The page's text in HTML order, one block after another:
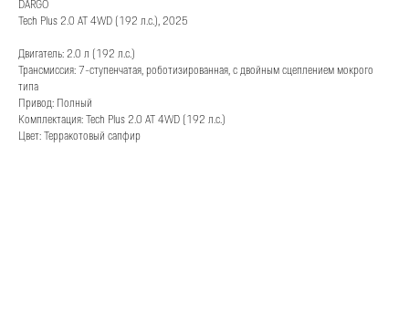
DARGO
Tech Plus 2.0 АТ 4WD (192 л.с.), 2025
Двигатель: 2.0 л (192 л.с.)
Трансмиссия: 7-ступенчатая, роботизированная, с двойным сцеплением мокрого
типа
Привод: Полный
Комплектация: Tech Plus 2.0 АТ 4WD (192 л.с.)
Цвет: Терракотовый сапфир